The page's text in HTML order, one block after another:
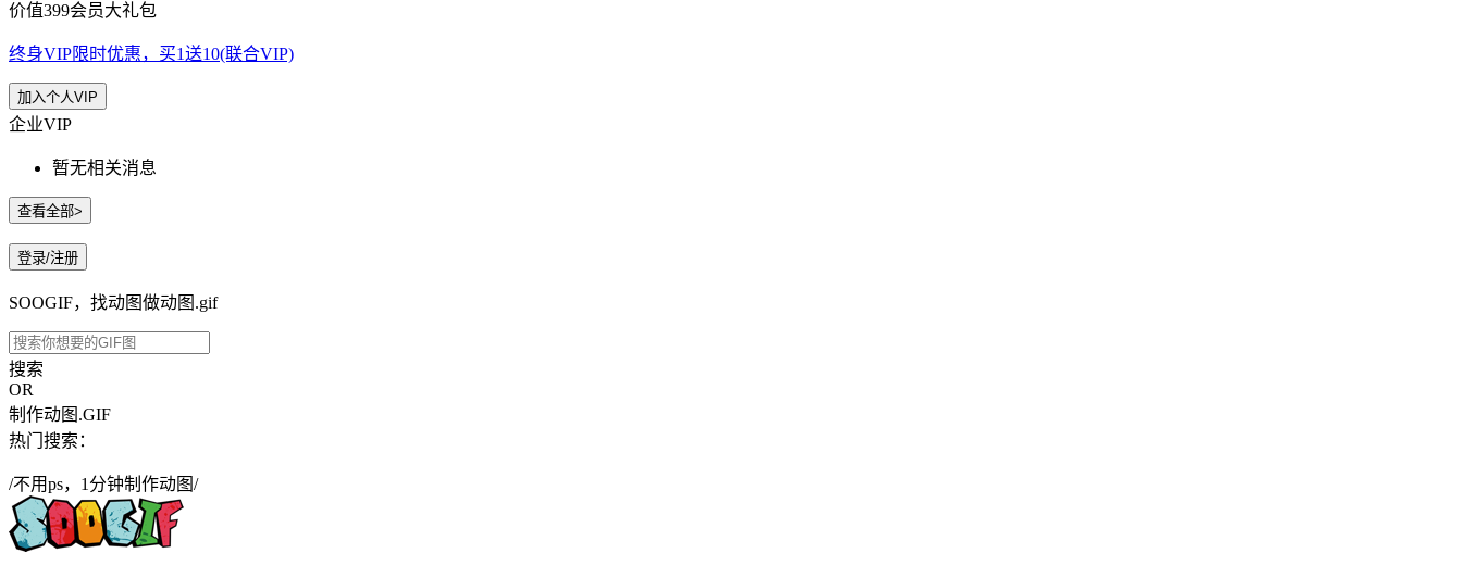
价值399会员大礼包
终身VIP限时优惠，买1送10(联合VIP)
加入个人VIP
企业VIP
暂无相关消息
查看全部>
登录/注册
SOOGIF，找动图做动图.gif
搜索
OR
制作动图.GIF
热门搜索：
/不用ps，1分钟制作动图/